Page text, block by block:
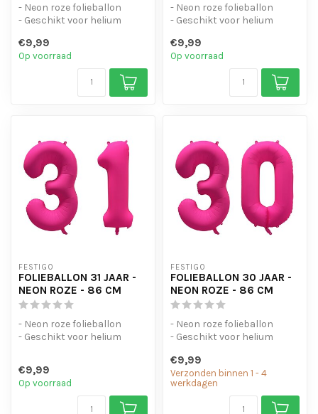
- Neon roze folieballon
- Geschikt voor helium
op te...
€9,99
Op voorraad
- Neon roze folieballon
- Geschikt voor helium
op te...
€9,99
Op voorraad
FESTIGO
FOLIEBALLON 31 JAAR -
NEON ROZE - 86 CM
- Neon roze folieballon
- Geschikt voor helium
€9,99
Op voorraad
FESTIGO
FOLIEBALLON 30 JAAR -
NEON ROZE - 86 CM
- Neon roze folieballon
- Geschikt voor helium
op te...
€9,99
Verzonden binnen 1 - 4
werkdagen